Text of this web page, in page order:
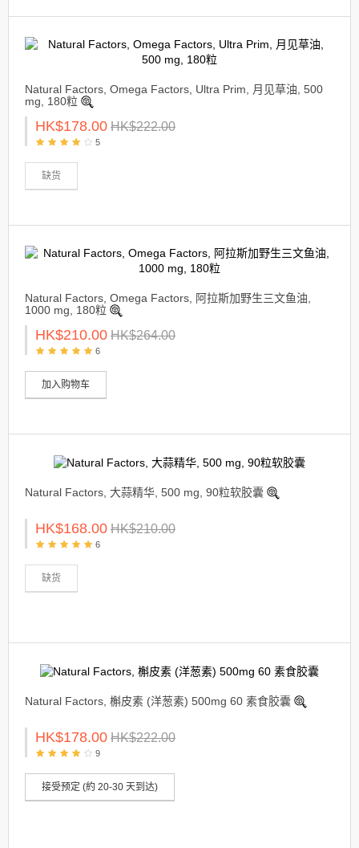
Natural Factors, Omega Factors, Ultra Prim, 月见草油, 500
mg, 180粒
HK$178.00 HK$222.00
5
缺货
Natural Factors, Omega Factors, 阿拉斯加野生三文鱼油,
1000 mg, 180粒
HK$210.00 HK$264.00
6
加入购物车
Natural Factors, 大蒜精华, 500 mg, 90粒软胶囊
HK$168.00 HK$210.00
6
缺货
Natural Factors, 槲皮素 (洋葱素) 500mg 60 素食胶囊
HK$178.00 HK$222.00
9
接受预定 (約 20-30 天到达)